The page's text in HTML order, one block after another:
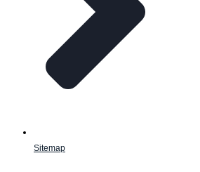
Sitemap